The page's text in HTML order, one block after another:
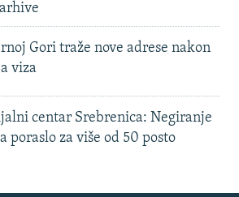
Gori traže nove adrese nakon
viza
centar Srebrenica: Negiranje
poraslo za više od 50 posto